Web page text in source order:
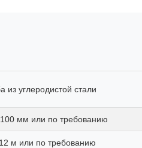
из углеродистой стали
мм или по требованию
м или по требованию